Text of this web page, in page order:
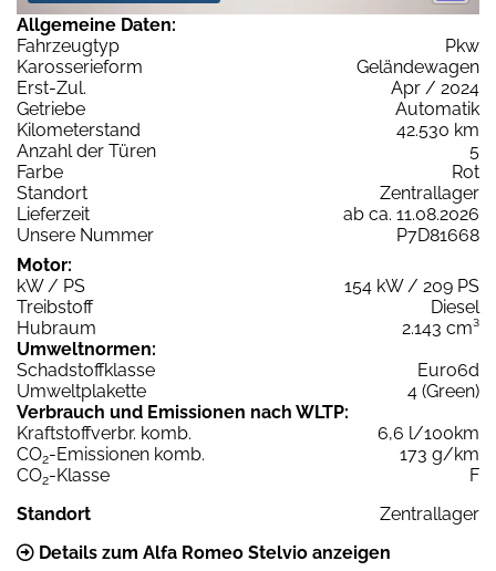
Allgemeine Daten:
Fahrzeugtyp
Pkw
Karosserieform
Geländewagen
Erst-Zul.
Apr / 2024
Getriebe
Automatik
Kilometerstand
42.530 km
Anzahl der Türen
5
Farbe
Rot
Standort
Zentrallager
Lieferzeit
ab ca. 11.08.2026
Unsere Nummer
P7D81668
Motor:
kW / PS
154 kW / 209 PS
Treibstoff
Diesel
Hubraum
2.143 cm³
Umweltnormen:
Schadstoffklasse
Euro6d
Umweltplakette
4 (Green)
Verbrauch und Emissionen nach WLTP:
Kraftstoffverbr. komb.
6,6 l/100km
CO2-Emissionen komb.
173 g/km
CO2-Klasse
F
Standort
Zentrallager
Details zum Alfa Romeo Stelvio anzeigen